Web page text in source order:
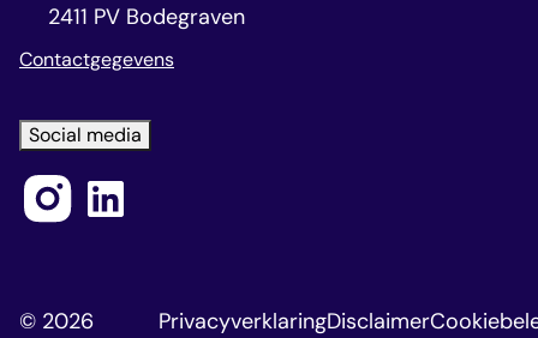
2411 PV Bodegraven
Contactgegevens
Social media
© 2026
PrivacyverklaringDisclaimer